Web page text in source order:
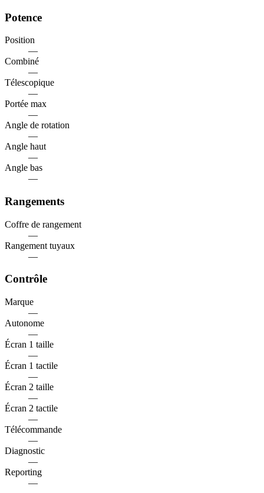
Potence
Position
—
Combiné
—
Télescopique
—
Portée max
—
Angle de rotation
—
Angle haut
—
Angle bas
—
Rangements
Coffre de rangement
—
Rangement tuyaux
—
Contrôle
Marque
—
Autonome
—
Écran 1 taille
—
Écran 1 tactile
—
Écran 2 taille
—
Écran 2 tactile
—
Télécommande
—
Diagnostic
—
Reporting
—